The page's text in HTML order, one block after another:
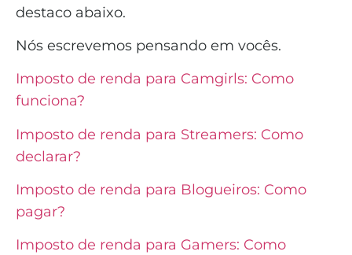
destaco abaixo.
Nós escrevemos pensando em vocês.
Imposto de renda para Camgirls: Como
funciona?
Imposto de renda para Streamers: Como
declarar?
Imposto de renda para Blogueiros: Como
pagar?
Imposto de renda para Gamers: Como